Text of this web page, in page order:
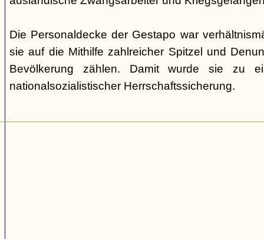
Die Personaldecke der Gestapo war
sie auf die Mithilfe zahlreicher Spitzel und
Bevölkerung zählen. Damit wurde sie zu
nationalsozialistischer Herrschaftssicherung.